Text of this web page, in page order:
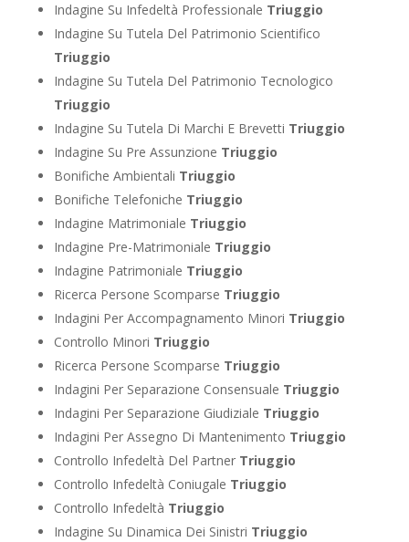
Indagine Su Infedeltà Professionale Triuggio
Indagine Su Tutela Del Patrimonio Scientifico
Triuggio
Indagine Su Tutela Del Patrimonio Tecnologico
Triuggio
Indagine Su Tutela Di Marchi E Brevetti Triuggio
Indagine Su Pre Assunzione Triuggio
Bonifiche Ambientali Triuggio
Bonifiche Telefoniche Triuggio
Indagine Matrimoniale Triuggio
Indagine Pre-Matrimoniale Triuggio
Indagine Patrimoniale Triuggio
Ricerca Persone Scomparse Triuggio
Indagini Per Accompagnamento Minori Triuggio
Controllo Minori Triuggio
Ricerca Persone Scomparse Triuggio
Indagini Per Separazione Consensuale Triuggio
Indagini Per Separazione Giudiziale Triuggio
Indagini Per Assegno Di Mantenimento Triuggio
Controllo Infedeltà Del Partner Triuggio
Controllo Infedeltà Coniugale Triuggio
Controllo Infedeltà Triuggio
Indagine Su Dinamica Dei Sinistri Triuggio